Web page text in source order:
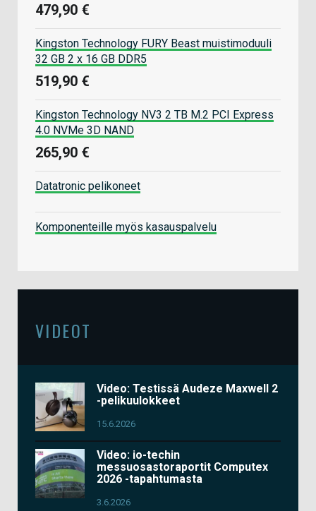
479,90 €
Kingston Technology FURY Beast muistimoduuli
32 GB 2 x 16 GB DDR5
519,90 €
Kingston Technology NV3 2 TB M.2 PCI Express
4.0 NVMe 3D NAND
265,90 €
Datatronic pelikoneet
Komponenteille myös kasauspalvelu
VIDEOT
Video: Testissä Audeze Maxwell 2
-pelikuulokkeet
15.6.2026
Video: io-techin
messuosastoraportit Computex
2026 -tapahtumasta
3.6.2026